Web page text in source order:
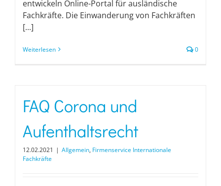
entwickeln Online-Portal für ausländische
Fachkräfte. Die Einwanderung von Fachkräften
[...]
Weiterlesen 0
FAQ Corona und
Aufenthaltsrecht
12.02.2021 | Allgemein, Firmenservice Internationale
Fachkräfte